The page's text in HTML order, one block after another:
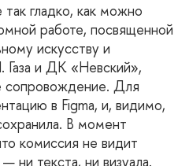
гладко, как можно
работе, посвященной
искусству и
и ДК «Невский»,
сопровождение. Для
в Figma, и, видимо,
В момент
комиссия не видит
ни текста, ни визуала.